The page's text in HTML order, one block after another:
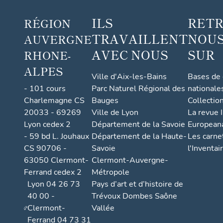
RÉGION
AUVERGNE
RHONE-
ALPES
- 101 cours
Charlemagne CS
20033 - 69269
Lyon cedex 2
- 59 bd L. Jouhaux
CS 90706 -
63050 Clermont-
Ferrand cedex 2
Lyon 04 26 73
40 00 -
Clermont-
Ferrand 04 73 31
ILS
TRAVAILLENT
AVEC NOUS
Ville d'Aix-les-Bains
Parc Naturel Régional des
Bauges
Ville de Lyon
Département de la Savoie
Département de la Haute-
Savoie
Clermont-Auvergne-
Métropole
Pays d’art et d’histoire de
Trévoux Dombes Saône
Vallée
SUR
Bases
La revue
Les